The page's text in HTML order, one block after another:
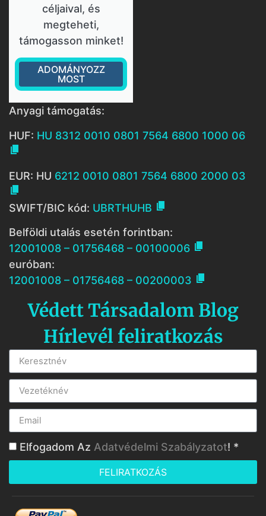
céljaival, és
megteheti,
támogasson minket!
ADOMÁNYOZZ
MOST
Anyagi támogatás:
HUF: HU 8312 0010 0801 7564 6800 1000 06

EUR: HU 6212 0010 0801 7564 6800 2000 03

SWIFT/BIC kód: UBRTHUHB 
Belföldi utalás esetén forintban:
12001008 – 01756468 – 00100006 
euróban:
12001008 – 01756468 – 00200003 
Védett Társadalom Blog
Hírlevél feliratkozás
Elfogadom Az Adatvédelmi Szabályzatot! *
FELIRATKOZÁS